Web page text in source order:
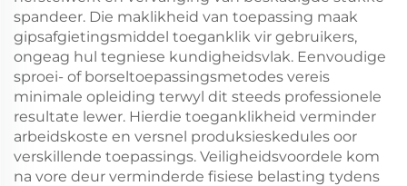
spandeer. Die maklikheid van toepassing maak
gipsafgietingsmiddel toeganklik vir gebruikers,
ongeag hul tegniese kundigheidsvlak. Eenvoudige
sproei- of borseltoepassingsmetodes vereis
minimale opleiding terwyl dit steeds professionele
resultate lewer. Hierdie toeganklikheid verminder
arbeidskoste en versnel produksieskedules oor
verskillende toepassings. Veiligheidsvoordele kom
na vore deur verminderde fisiese belasting tydens